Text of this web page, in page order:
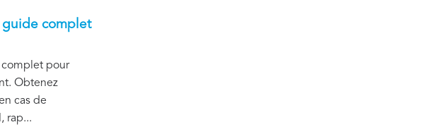
guide complet
pour
Obtenez
cas de
rap...